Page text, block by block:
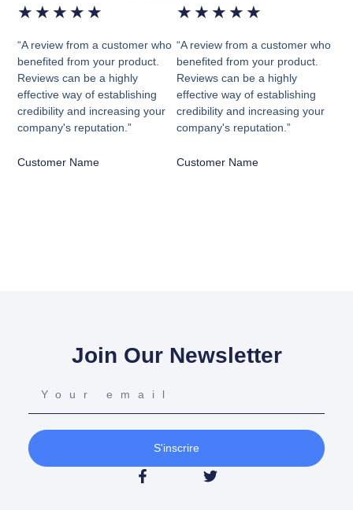
★ ★ ★ ★ ★
“A review from a customer who
benefited from your product.
Reviews can be a highly
effective way of establishing
credibility and increasing your
company's reputation.”
Customer Name
★ ★ ★ ★ ★
“A review from a customer who
benefited from your product.
Reviews can be a highly
effective way of establishing
credibility and increasing your
company's reputation.”
Customer Name
Join Our Newsletter
S'inscrire